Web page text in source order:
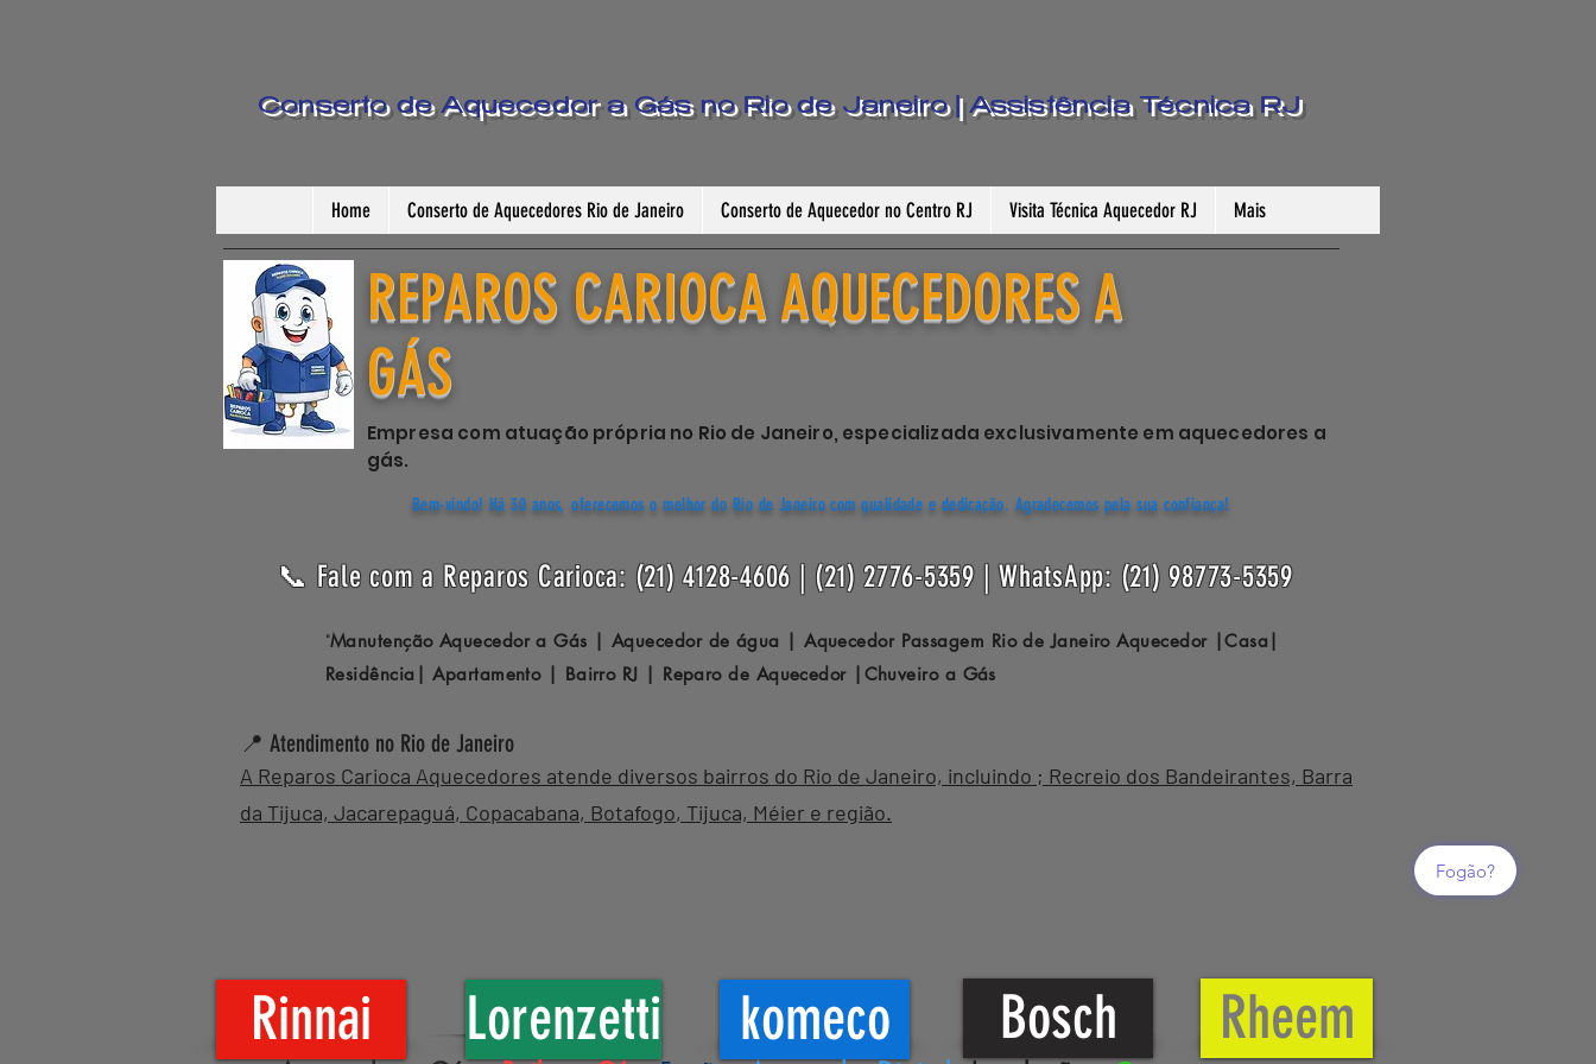
Conserto de Aquecedor a Gás no Rio de Janeiro | Assistência Técnica RJ
Home Conserto de Aquecedores Rio de Janeiro Conserto de Aquecedor no Centro RJ Visita Técnica Aquecedor RJ Mais
REPAROS CARIOCA AQUECEDORES A
GÁS
Empresa com atuação própria no Rio de Janeiro, especializada exclusivamente em aquecedores a
gás.
Bem-vindo! Há 30 anos, oferecemos o melhor do Rio de Janeiro com qualidade e dedicação. Agradecemos pela sua confiança!
📞 Fale com a Reparos Carioca: (21) 4128-4606 | (21) 2776-5359 | WhatsApp: (21) 98773-5359
"Manutenção Aquecedor a Gás | Aquecedor de água | Aquecedor Passagem Rio de Janeiro Aquecedor |Casa|
Residência| Apartamento | Bairro RJ | Reparo de Aquecedor |Chuveiro a Gás
📍 Atendimento no Rio de Janeiro
A Reparos Carioca Aquecedores atende diversos bairros do Rio de Janeiro, incluindo ; Recreio dos Bandeirantes, Barra
da Tijuca, Jacarepaguá, Copacabana, Botafogo, Tijuca, Méier e região.
Fogão?
Rinnai Lorenzetti komeco Bosch Rheem